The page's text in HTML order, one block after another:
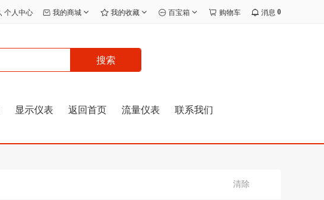
个人中心 我的商城 我的收藏 百宝箱 购物车 消息 0
搜索
显示仪表 返回首页 流量仪表 联系我们
清除